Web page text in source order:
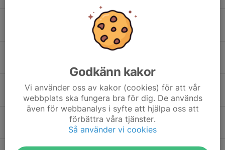
Terminsavslutning för alla tävlingsgrupper VT2026
Dags att hämta era kryddor
Stjärnsmällen 2026
25 maj, 06:53 0
22 maj, 11:06 0
Godkänn kakor
Vi använder oss av kakor (cookies) för att vår
webbplats ska fungera bra för dig. De används
även för webbanalys i syfte att hjälpa oss att
förbättra våra tjänster.
Så använder vi cookies